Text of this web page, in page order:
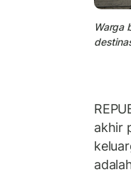
Warga
akhir